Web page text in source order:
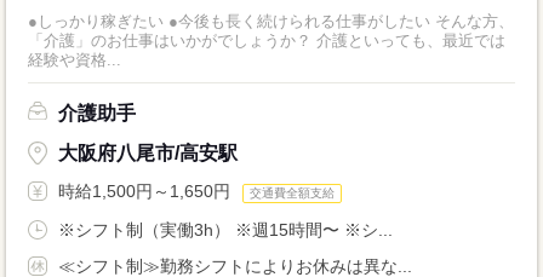
●しっかり稼ぎたい ●今後も長く続けられる仕事がしたい そんな方、
「介護」のお仕事はいかがでしょうか？ 介護といっても、最近では
経験や資格...
介護助手
大阪府八尾市/高安駅
時給1,500円～1,650円 交通費全額支給
※シフト制（実働3h） ※週15時間〜 ※シ...
≪シフト制≫勤務シフトによりお休みは異な...